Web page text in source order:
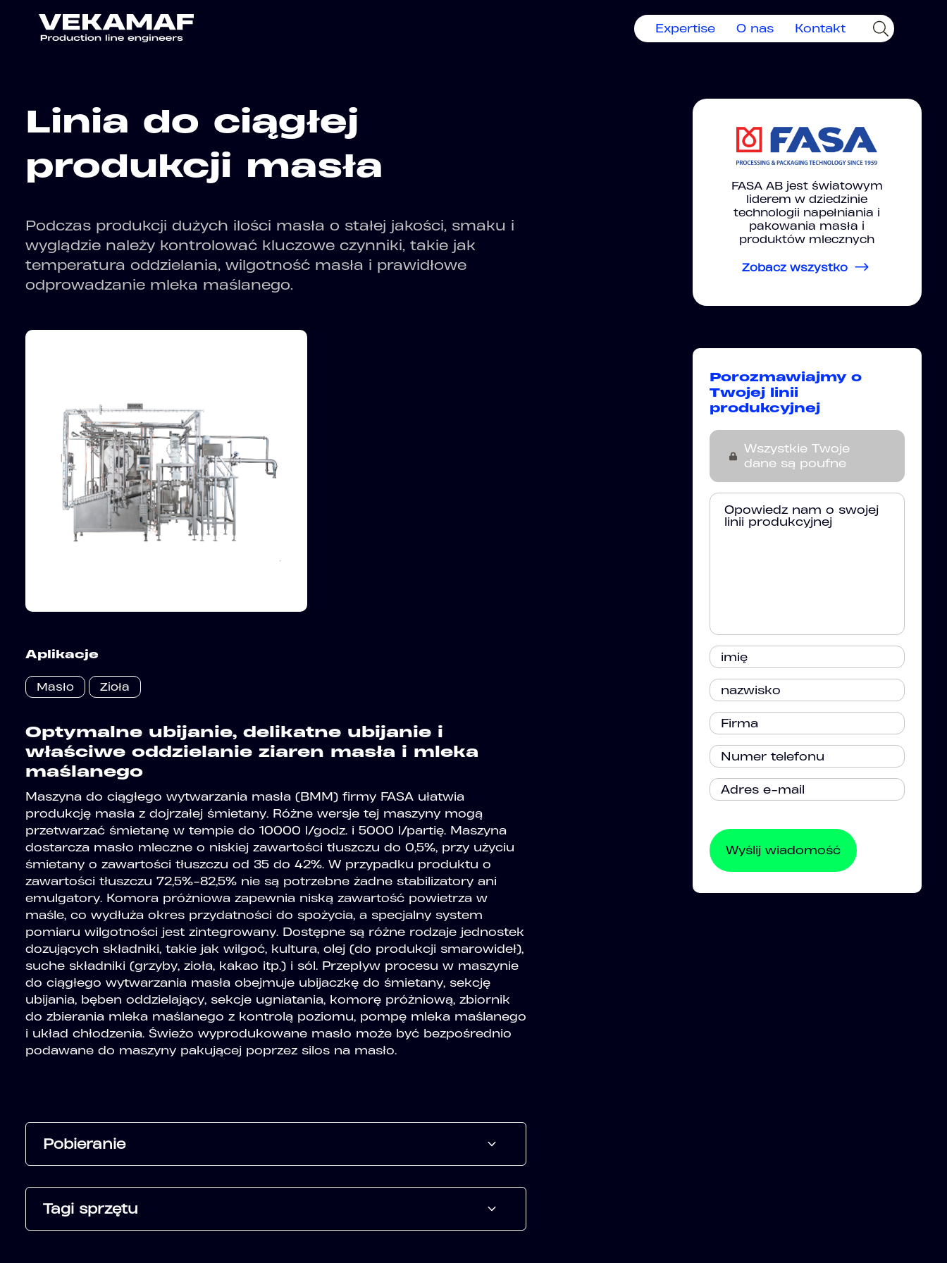
Expertise O nas Kontakt
Linia do ciągłej
produkcji masła
Podczas produkcji dużych ilości masła o stałej jakości, smaku i
wyglądzie należy kontrolować kluczowe czynniki, takie jak
temperatura oddzielania, wilgotność masła i prawidłowe
odprowadzanie mleka maślanego.
Aplikacje
Masło Zioła
Optymalne ubijanie, delikatne ubijanie i
właściwe oddzielanie ziaren masła i mleka
maślanego
Maszyna do ciągłego wytwarzania masła (BMM) firmy FASA ułatwia
produkcję masła z dojrzałej śmietany. Różne wersje tej maszyny mogą
przetwarzać śmietanę w tempie do 10000 l/godz. i 5000 l/partię. Maszyna
dostarcza masło mleczne o niskiej zawartości tłuszczu do 0,5%, przy użyciu
śmietany o zawartości tłuszczu od 35 do 42%. W przypadku produktu o
zawartości tłuszczu 72,5%-82,5% nie są potrzebne żadne stabilizatory ani
emulgatory. Komora próżniowa zapewnia niską zawartość powietrza w
maśle, co wydłuża okres przydatności do spożycia, a specjalny system
pomiaru wilgotności jest zintegrowany. Dostępne są różne rodzaje jednostek
dozujących składniki, takie jak wilgoć, kultura, olej (do produkcji smarowideł),
suche składniki (grzyby, zioła, kakao itp.) i sól. Przepływ procesu w maszynie
do ciągłego wytwarzania masła obejmuje ubijaczkę do śmietany, sekcję
ubijania, bęben oddzielający, sekcje ugniatania, komorę próżniową, zbiornik
do zbierania mleka maślanego z kontrolą poziomu, pompę mleka maślanego
i układ chłodzenia. Świeżo wyprodukowane masło może być bezpośrednio
podawane do maszyny pakującej poprzez silos na masło.
Pobieranie
Tagi sprzętu
FASA AB jest światowym
liderem w dziedzinie
technologii napełniania i
pakowania masła i
produktów mlecznych
Zobacz wszystko
Porozmawiajmy o
Twojej linii
produkcyjnej
Wszystkie Twoje
dane są poufne